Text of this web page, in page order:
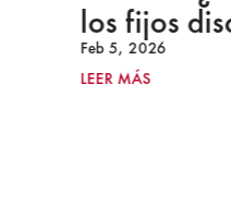
los fijos
Feb 5, 2026
LEER MÁS